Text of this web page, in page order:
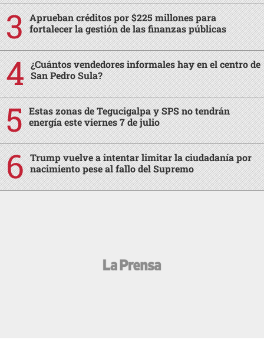
Aprueban créditos por $225 millones para
fortalecer la gestión de las finanzas públicas
¿Cuántos vendedores informales hay en el centro de
San Pedro Sula?
Estas zonas de Tegucigalpa y SPS no tendrán
energía este viernes 7 de julio
Trump vuelve a intentar limitar la ciudadanía por
nacimiento pese al fallo del Supremo